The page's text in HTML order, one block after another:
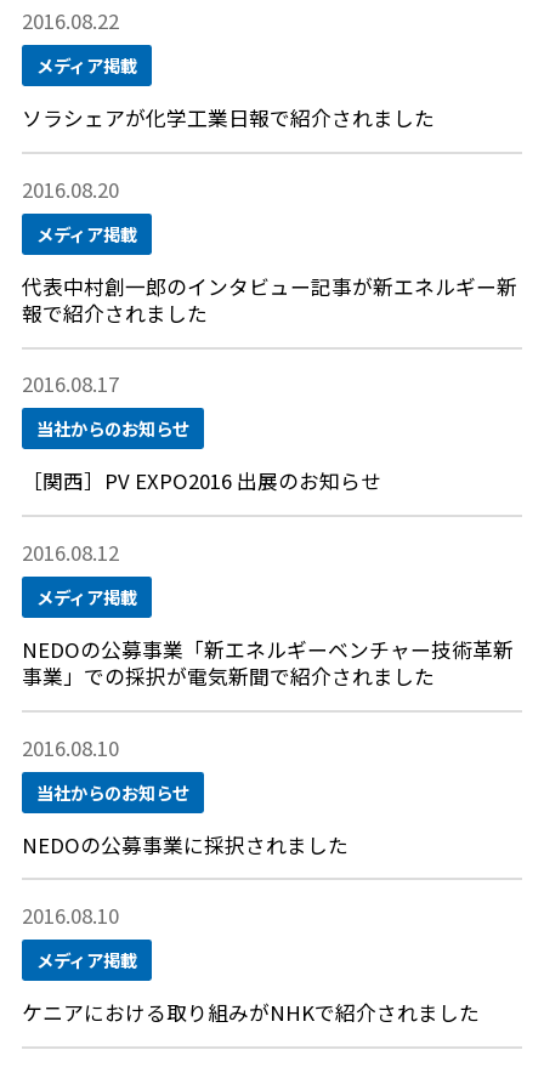
2016.08.22
メディア掲載
ソラシェアが化学工業日報で紹介されました
2016.08.20
メディア掲載
代表中村創一郎のインタビュー記事が新エネルギー新
報で紹介されました
2016.08.17
当社からのお知らせ
［関西］PV EXPO2016 出展のお知らせ
2016.08.12
メディア掲載
NEDOの公募事業「新エネルギーベンチャー技術革新
事業」での採択が電気新聞で紹介されました
2016.08.10
当社からのお知らせ
NEDOの公募事業に採択されました
2016.08.10
メディア掲載
ケニアにおける取り組みがNHKで紹介されました